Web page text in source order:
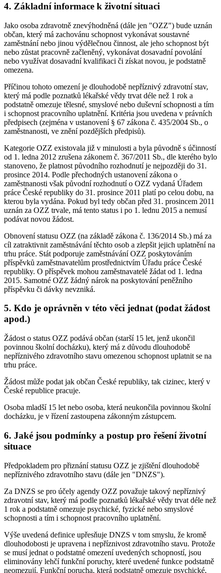
4. Základní informace k životní situaci
Jako osoba zdravotně znevýhodněná (dále jen "OZZ") bude uznán
občan, který má zachovánu schopnost vykonávat soustavné
zaměstnání nebo jinou výdělečnou činnost, ale jeho schopnost být
nebo zůstat pracovně začleněný, vykonávat dosavadní povolání
nebo využívat dosavadní kvalifikaci či získat novou, je podstatně
omezena.
Příčinou tohoto omezení je dlouhodobě nepříznivý zdravotní stav,
který má podle poznatků lékařské vědy trvat déle než 1 rok a
podstatně omezuje tělesné, smyslové nebo duševní schopnosti a tím
i schopnost pracovního uplatnění. Kritéria jsou uvedena v právních
předpisech (zejména v ustanovení § 67 zákona č. 435/2004 Sb., o
zaměstnanosti, ve znění pozdějších předpisů).
Kategorie OZZ existovala již v minulosti a byla původně s účinností
od 1. ledna 2012 zrušena zákonem č. 367/2011 Sb., dle kterého bylo
stanoveno, že platnost původního rozhodnutí je nejpozději do 31.
prosince 2014. Podle přechodných ustanovení zákona o
zaměstnanosti však původní rozhodnutí o OZZ vydaná Úřadem
práce České republiky do 31. prosince 2011 platí po celou dobu, na
kterou byla vydána. Pokud byl tedy občan před 31. prosincem 2011
uznán za OZZ trvale, má tento status i po 1. lednu 2015 a nemusí
podávat novou žádost.
Obnovení statusu OZZ (na základě zákona č. 136/2014 Sb.) má za
cíl zatraktivnit zaměstnávání těchto osob a zlepšit jejich uplatnění na
trhu práce. Stát podporuje zaměstnávání OZZ poskytováním
příspěvků zaměstnavatelům prostřednictvím Úřadu práce České
republiky. O příspěvek mohou zaměstnavatelé žádat od 1. ledna
2015. Samotné OZZ žádný nárok na poskytování peněžního
příspěvku či dávky nevzniká.
5. Kdo je oprávněn v této věci jednat (podat žádost
apod.)
Žádost o status OZZ podává občan (starší 15 let, jenž ukončil
povinnou školní docházku), který má z důvodu dlouhodobě
nepříznivého zdravotního stavu omezenou schopnost uplatnit se na
trhu práce.
Žádost může podat jak občan České republiky, tak cizinec, který v
České republice pracuje.
Osoba mladší 15 let nebo osoba, která neukončila povinnou školní
docházku, je v řízení zastoupena zákonným zástupcem.
6. Jaké jsou podmínky a postup pro řešení životní
situace
Předpokladem pro přiznání statusu OZZ je zjištění dlouhodobě
nepříznivého zdravotního stavu (dále jen "DNZS").
Za DNZS se pro účely agendy OZZ považuje takový nepříznivý
zdravotní stav, který má podle poznatků lékařské vědy trvat déle než
1 rok a podstatně omezuje psychické, fyzické nebo smyslové
schopnosti a tím i schopnost pracovního uplatnění.
Výše uvedená definice upřesňuje DNZS v tom smyslu, že kromě
dlouhodobosti je upravena i nepříznivost zdravotního stavu. Protože
se musí jednat o podstatné omezení uvedených schopností, jsou
eliminovány lehčí funkční poruchy, které uvedené funkce podstatně
neomezují. Funkční porucha, která podstatně omezuje psychické,